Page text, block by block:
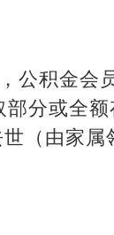
公积金会
分或全
（由家属